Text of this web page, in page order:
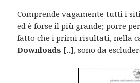
Comprende vagamente tutti i
ed è forse il più grande; porre
fatto che i primi risultati, nella
Downloads [..], sono da